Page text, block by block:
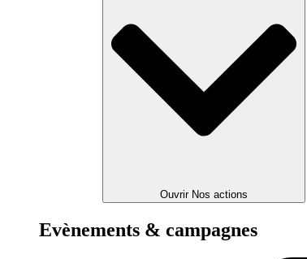
Ouvrir Nos actions
Evènements & campagnes